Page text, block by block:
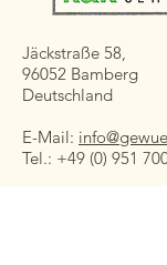
Jäckstraße 58,
96052 Bamberg
Deutschland
E-Mail:
Tel.: +49 (0) 951